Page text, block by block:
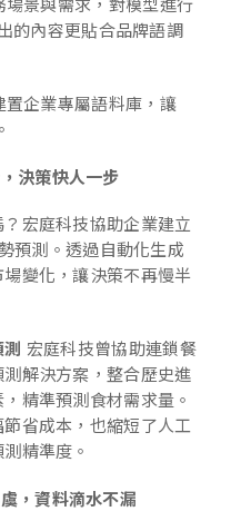
的內容更貼合品牌語調
置企業專屬語料庫，讓
決策快人一步
宏庭科技協助企業建立
預測。透過自動化生成
變化，讓決策不再慢半
宏庭科技曾協助連鎖餐
解決方案，整合歷史進
精準預測食材需求量。
省成本，也縮短了人工
精準度。
，資料滴水不漏